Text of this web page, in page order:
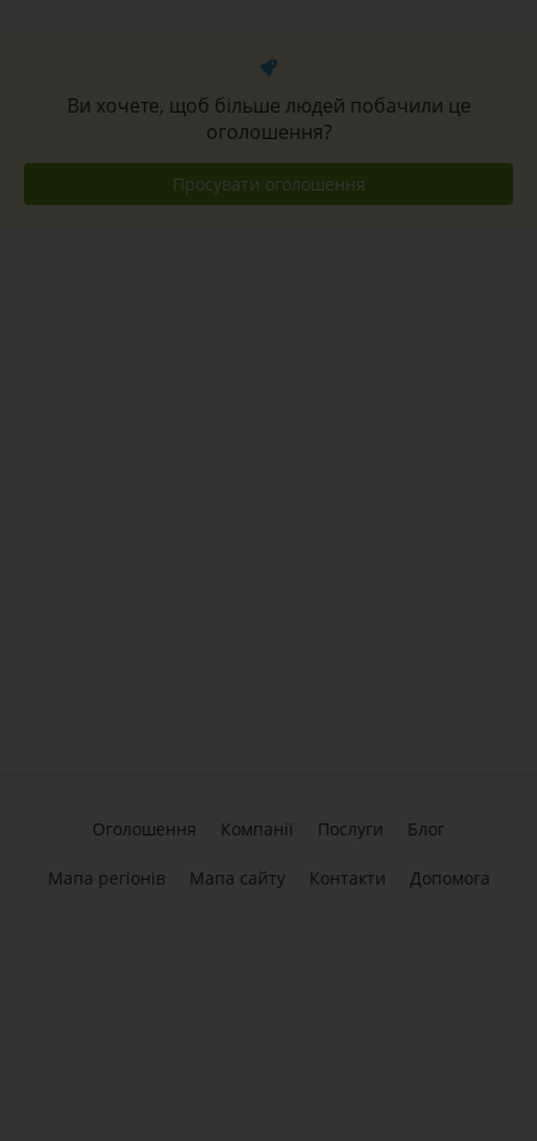
Ви хочете, щоб більше людей побачили це
оголошення?
Просувати оголошення
Оголошення Компанії Послуги Блог
Мапа регіонів Мапа сайту Контакти Допомога